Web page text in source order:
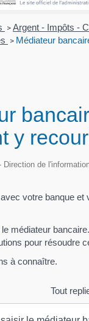
> Argent - Impôts -
> Médiateur
y
Direction de
votre banque et
médiateur
pour résoudre
à connaître.
Tout